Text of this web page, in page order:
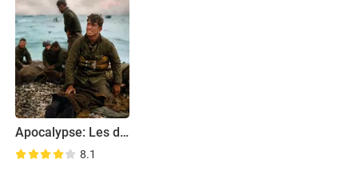
Apocalypse: Les débarquements
8.1